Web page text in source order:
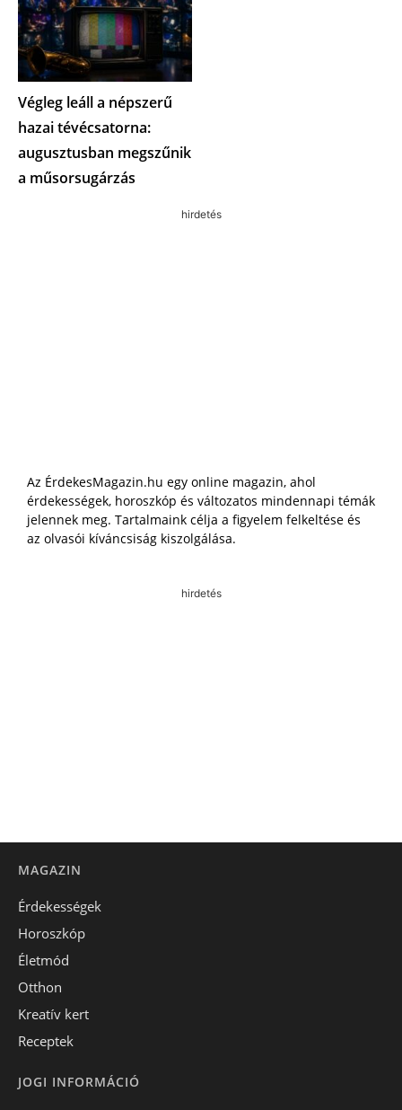
Végleg leáll a népszerű
hazai tévécsatorna:
augusztusban megszűnik
a műsorsugárzás
hirdetés
Az ÉrdekesMagazin.hu egy online magazin, ahol
érdekességek, horoszkóp és változatos mindennapi témák
jelennek meg. Tartalmaink célja a figyelem felkeltése és
az olvasói kíváncsiság kiszolgálása.
hirdetés
MAGAZIN
Érdekességek
Horoszkóp
Életmód
Otthon
Kreatív kert
Receptek
JOGI INFORMÁCIÓ